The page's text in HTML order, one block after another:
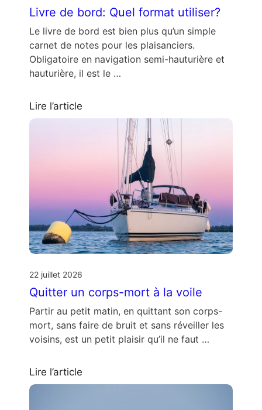
Livre de bord: Quel format utiliser?
Le livre de bord est bien plus qu’un simple
carnet de notes pour les plaisanciers.
Obligatoire en navigation semi-hauturière et
hauturière, il est le …
Lire l’article
22 juillet 2026
Quitter un corps-mort à la voile
Partir au petit matin, en quittant son corps-
mort, sans faire de bruit et sans réveiller les
voisins, est un petit plaisir qu’il ne faut …
Lire l’article